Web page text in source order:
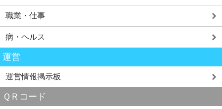
職業・仕事
病・ヘルス
運営
運営情報掲示板
ＱＲコード